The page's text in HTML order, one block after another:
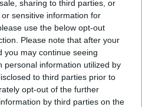
sharing to third parties, or
sensitive information for
use the below opt-out
Please note that after your
you may continue seeing
personal information utilized by
to third parties prior to
opt-out of the further
by third parties on the